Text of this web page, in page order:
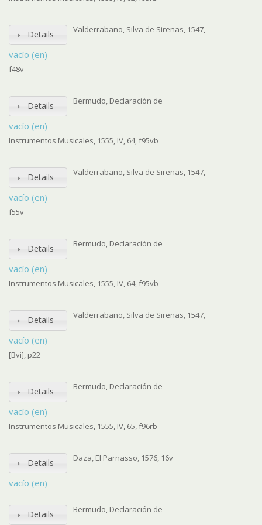
Details
vacío (en)
Valderrabano, Silva de Sirenas, 1547,
f48v
Details
vacío (en)
Bermudo, Declaración de
Instrumentos Musicales, 1555, IV, 64, f95vb
Details
vacío (en)
Valderrabano, Silva de Sirenas, 1547,
f55v
Details
vacío (en)
Bermudo, Declaración de
Instrumentos Musicales, 1555, IV, 64, f95vb
Details
vacío (en)
Valderrabano, Silva de Sirenas, 1547,
[Bvi], p22
Details
vacío (en)
Bermudo, Declaración de
Instrumentos Musicales, 1555, IV, 65, f96rb
Details
vacío (en)
Daza, El Parnasso, 1576, 16v
Details Bermudo, Declaración de